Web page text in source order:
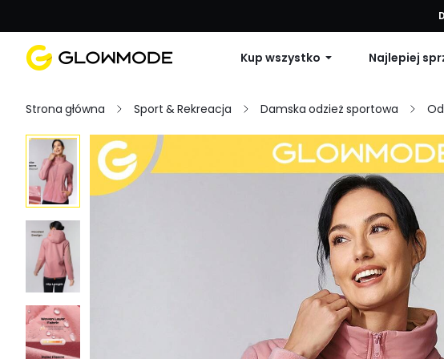
Pierwsze zamówienie: 10% zniżki na każde
Kup wszystko Najlepiej
Strona główna Sport & Rekreacja Damska odzież sportowa